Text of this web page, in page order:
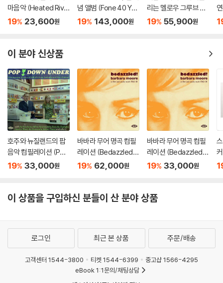
마음악 (Heated Rival
ry Original Soundtra
19% 23,600원
념 앨범 (Fone 40 Yea
rs 1983-2023) [2L
19% 143,000원
리는 멜로우 그루브 음
악 컴필레이션 (Sum
19% 55,900원
이 분야 신상품
호주와 뉴질랜드의 팝
음악 컴필레이션 (Pop
Down Under 1966-1
19% 33,000원
바바라 무어 명곡 컴필
레이션 (Bedazzled!
Barbara Moore TV, F
19% 62,000원
바바라 무어 명곡 컴필
레이션 (Bedazzled!
Barbara Moore TV, F
19% 33,000원
이 상품을 구입하신 분들이 산 분야 상품
로그인 최근 본 상품 주문/배송
고객센터 1544-3800 티켓 1544-6399
중고샵 1566-4295
eBook 1:1문의/채팅상담